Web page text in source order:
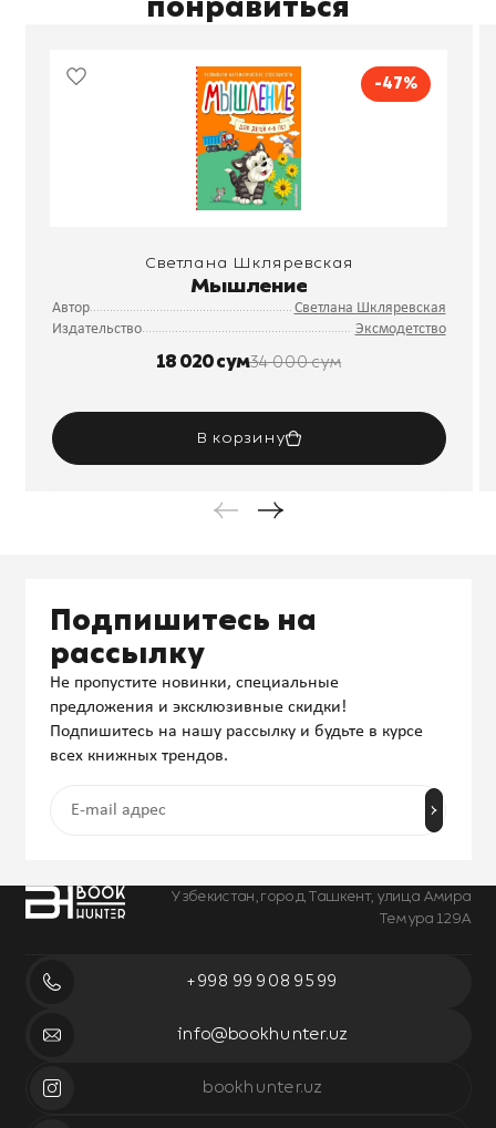
понравиться
-47%
Светлана Шкляревская
Мышление
Автор
Светлана Шкляревская
Издательство
Эксмодетство
18 020 сум34 000 сум
В корзину
Узбекистан, город Ташкент, улица Амира
Темура 129А
+998 99 908 95 99
info@bookhunter.uz
bookhunter.uz
Подпишитесь на
рассылку
Не пропустите новинки, специальные
предложения и эксклюзивные скидки!
Подпишитесь на нашу рассылку и будьте в курсе
всех книжных трендов.